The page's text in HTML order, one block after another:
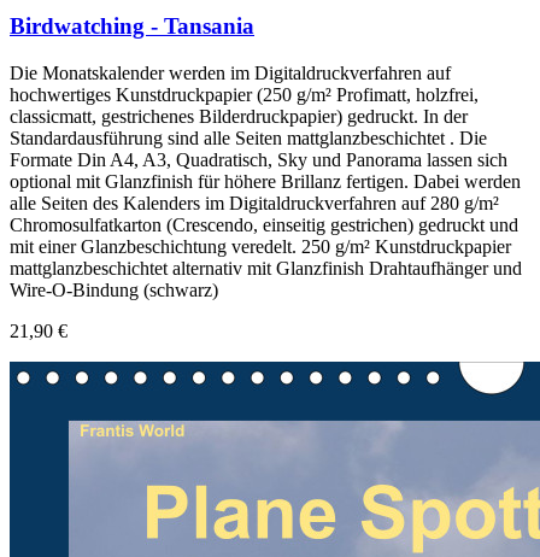
Birdwatching - Tansania
Die Monatskalender werden im Digitaldruckverfahren auf
hochwertiges Kunstdruckpapier (250 g/m² Profimatt, holzfrei,
classicmatt, gestrichenes Bilderdruckpapier) gedruckt. In der
Standardausführung sind alle Seiten mattglanzbeschichtet . Die
Formate Din A4, A3, Quadratisch, Sky und Panorama lassen sich
optional mit Glanzfinish für höhere Brillanz fertigen. Dabei werden
alle Seiten des Kalenders im Digitaldruckverfahren auf 280 g/m²
Chromosulfatkarton (Crescendo, einseitig gestrichen) gedruckt und
mit einer Glanzbeschichtung veredelt. 250 g/m² Kunstdruckpapier
mattglanzbeschichtet alternativ mit Glanzfinish Drahtaufhänger und
Wire-O-Bindung (schwarz)
21,90 €